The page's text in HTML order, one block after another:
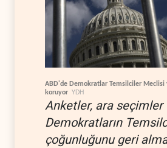
ABD'de Demokratlar Temsilciler Meclisi
koruyor YDH
Anketler, ara seçimler
Demokratların
çoğunluğunu geri